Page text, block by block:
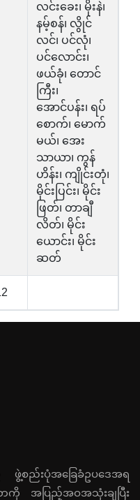
လင်းခေး၊ မိုးနဲ၊
နမ့်စန်၊ လွိုင်
လင်၊ ပင်လုံ၊
ပင်လောင်း၊
ဖယ်ခုံ၊ တောင်
ကြီး၊
အောင်ပန်း၊ ရပ်
စောက်၊ မောက်
မယ်၊ အေး
သာယာ၊ ကွန်
ဟိန်း၊ ကျိုင်းတုံ၊
မိုင်းပြင်း၊ မိုင်း
ဖြတ်၊ တာချီ
လိတ်၊ မိုင်း
ယောင်း၊ မိုင်း
ဆတ်
စည်းပုံအခြေခံဥပဒေအရ
ကို အပြည့်အဝအသုံးချပြီး